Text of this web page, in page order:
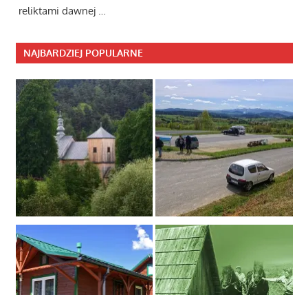
reliktami dawnej …
NAJBARDZIEJ POPULARNE